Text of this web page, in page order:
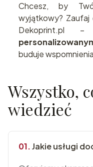
Chcesz, by
wyjątkowy? Zaufaj
Dekoprint.pl
buduje
Wszystko,
wiedzieć
Jakie usługi